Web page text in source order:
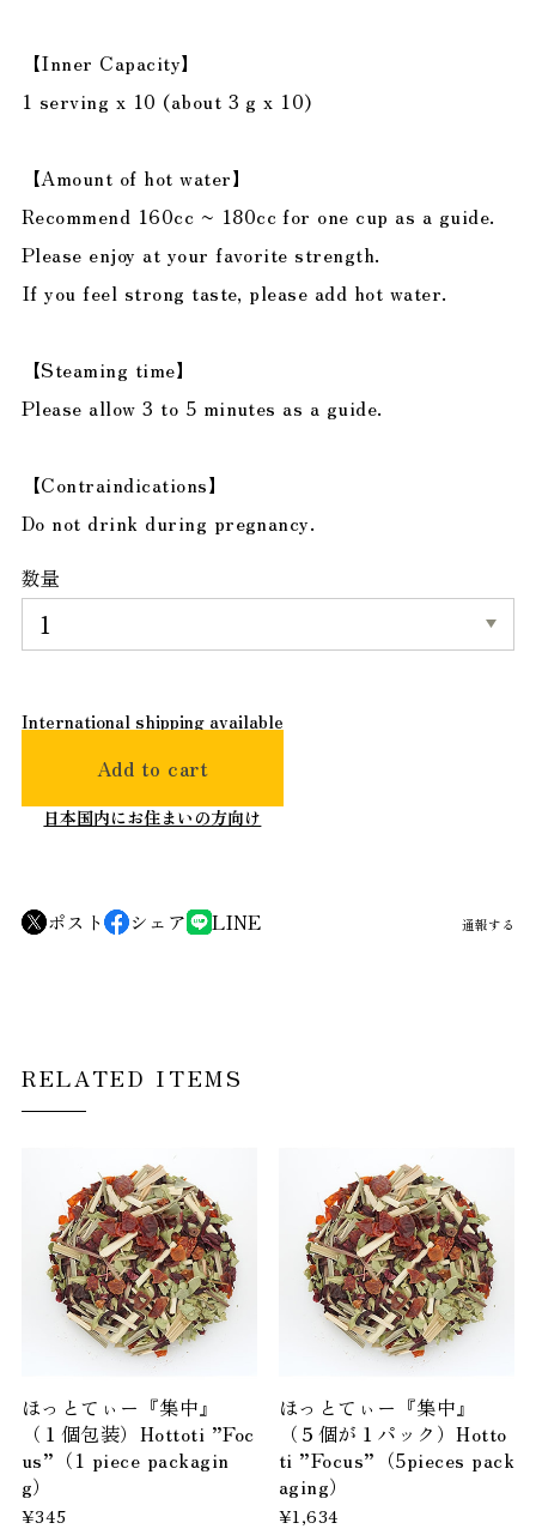
【Inner Capacity】
1 serving x 10 (about 3 g x 10)
【Amount of hot water】
Recommend 160cc ~ 180cc for one cup as a guide.
Please enjoy at your favorite strength.
If you feel strong taste, please add hot water.
【Steaming time】
Please allow 3 to 5 minutes as a guide.
【Contraindications】
Do not drink during pregnancy.
数量
International shipping available
Add to cart
日本国内にお住まいの方向け
ポスト シェア LINE 通報する
RELATED ITEMS
ほっとてぃー『集中』
（１個包装）Hottoti ”Foc
us”（1 piece packagin
g）
¥345
ほっとてぃー『集中』
（５個が１パック）Hotto
ti ”Focus”（5pieces pack
aging）
¥1,634